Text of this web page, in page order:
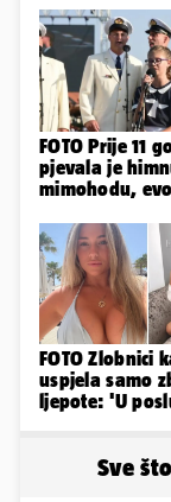
FOTO Prije 11
pjevala je
mimohodu,
Negovetić
FOTO Zlobnici
uspjela samo
ljepote: 'U
Sve